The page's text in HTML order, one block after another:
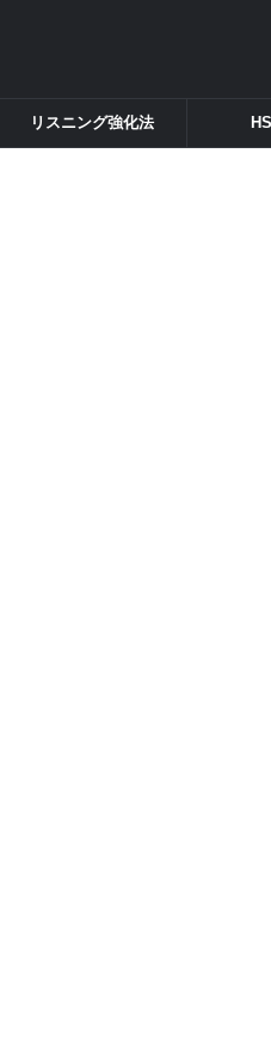
リスニング強化法